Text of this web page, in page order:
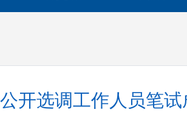
开选调工作人员笔试